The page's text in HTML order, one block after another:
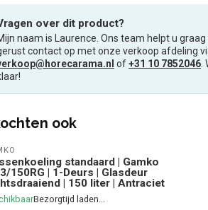
over dit product?
naam is Laurence. Ons team helpt u graag
contact op met onze verkoop afdeling
of+31 10 7852046
ook
standaard | Gamko
150RG | 1-Deurs | Glasdeur
| 150 liter | Antraciet